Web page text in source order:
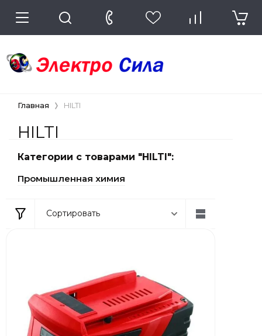
Главная HILTI
HILTI
Категории с товарами "HILTI":
Промышленная химия
Сортировать